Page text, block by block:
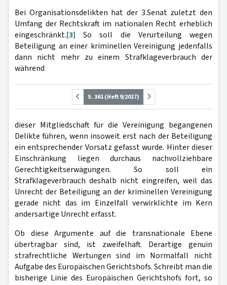
Bei Organisationsdelikten hat der 3.Senat zuletzt den
Umfang der Rechtskraft im nationalen Recht erheblich
eingeschränkt.[3] So soll die Verurteilung wegen
Beteiligung an einer kriminellen Vereinigung jedenfalls
dann nicht mehr zu einem Strafklageverbrauch der
während
S. 361 (Heft 9/2017)
dieser Mitgliedschaft für die Vereinigung begangenen
Delikte führen, wenn insoweit erst nach der Beteiligung
ein entsprechender Vorsatz gefasst wurde. Hinter dieser
Einschränkung liegen durchaus nachvollziehbare
Gerechtigkeitserwägungen. So soll ein
Strafklageverbrauch deshalb nicht eingreifen, weil das
Unrecht der Beteiligung an der kriminellen Vereinigung
gerade nicht das im Einzelfall verwirklichte im Kern
andersartige Unrecht erfasst.
Ob diese Argumente auf die transnationale Ebene
übertragbar sind, ist zweifelhaft. Derartige genuin
strafrechtliche Wertungen sind im Normalfall nicht
Aufgabe des Europäischen Gerichtshofs. Schreibt man die
bisherige Linie des Europäischen Gerichtshofs fort, so